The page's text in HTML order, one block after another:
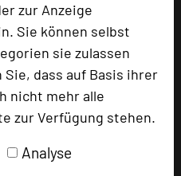
zur Anzeige
Sie können selbst
sie zulassen
dass auf Basis ihrer
nicht mehr alle
zur Verfügung stehen.
Analyse
hinzufügen